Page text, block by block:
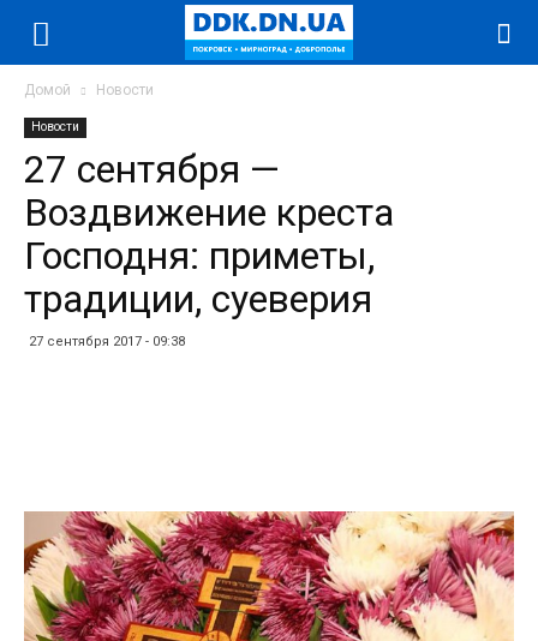
Домой Новости
Новости
27 сентября —
Воздвижение креста
Господня: приметы,
традиции, суеверия
27 сентября 2017 - 09:38